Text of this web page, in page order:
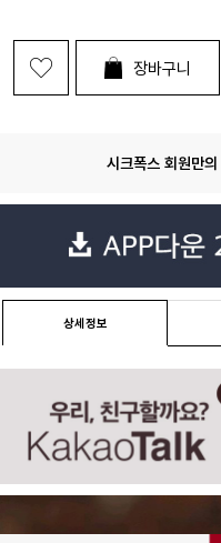
장바구니
시크폭스 회원만의
상세정보